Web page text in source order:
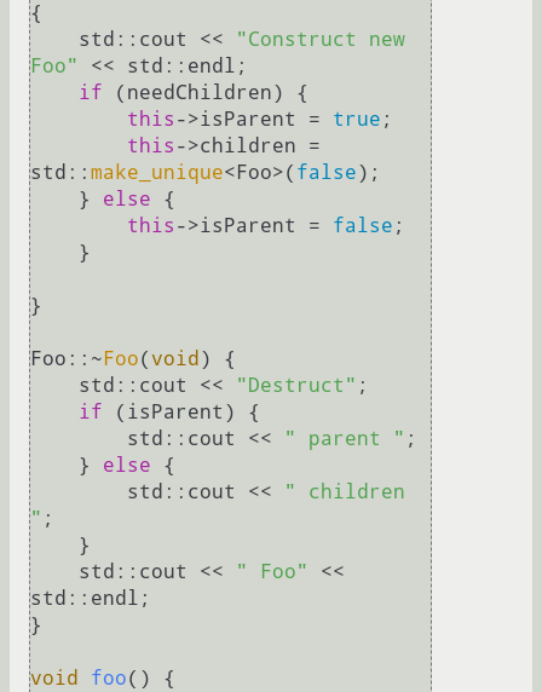
{
    std::cout <<
"Construct new
Foo"
<< std::endl;
if (needChildren) {
this ->isParent = true ;
this ->children =
std:: make_unique<Foo>( false);
    }
else {
this ->isParent = false ;
}
Foo::~ Foo(void ) {
    std::cout <<
"Destruct" ;
if (isParent) {
        std::cout <<
" parent " ;
    }
else {
        std::cout <<
" children
" ;
    std::cout <<
" Foo"
<<
std::endl;
}
void foo()
{